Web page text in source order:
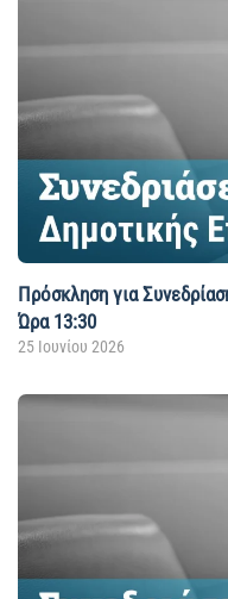
Πρόσκληση για
Ώρα 13:30
25 Ιουνίου 2026